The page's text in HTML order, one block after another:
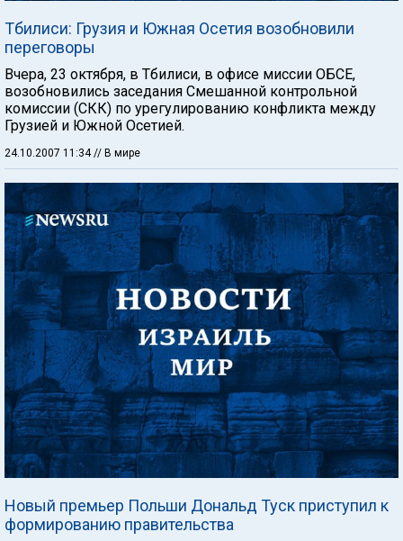
Тбилиси: Грузия и Южная Осетия возобновили
переговоры
Вчера, 23 октября, в Тбилиси, в офисе миссии ОБСЕ,
возобновились заседания Смешанной контрольной
комиссии (СКК) по урегулированию конфликта между
Грузией и Южной Осетией.
24.10.2007 11:34 // В мире
Новый премьер Польши Дональд Туск приступил к
формированию правительства